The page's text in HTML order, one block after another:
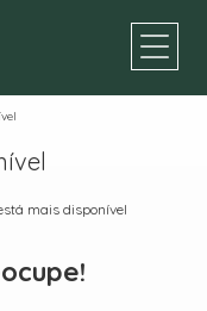
mais disponível